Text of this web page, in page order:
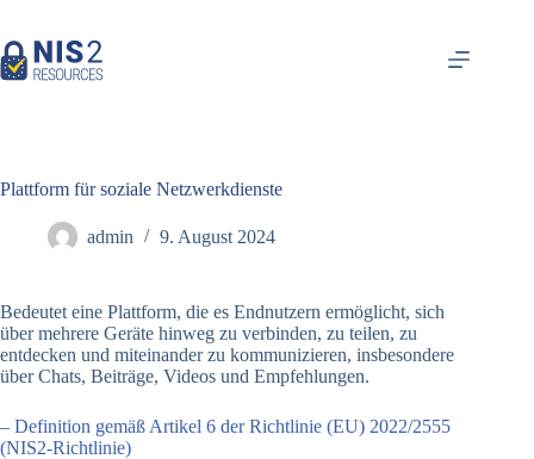
springen
Plattform für soziale Netzwerkdienste
admin 9. August 2024
Bedeutet eine Plattform, die es Endnutzern ermöglicht, sich
über mehrere Geräte hinweg zu verbinden, zu teilen, zu
entdecken und miteinander zu kommunizieren, insbesondere
über Chats, Beiträge, Videos und Empfehlungen.
– Definition gemäß Artikel 6 der Richtlinie (EU) 2022/2555
(NIS2-Richtlinie)